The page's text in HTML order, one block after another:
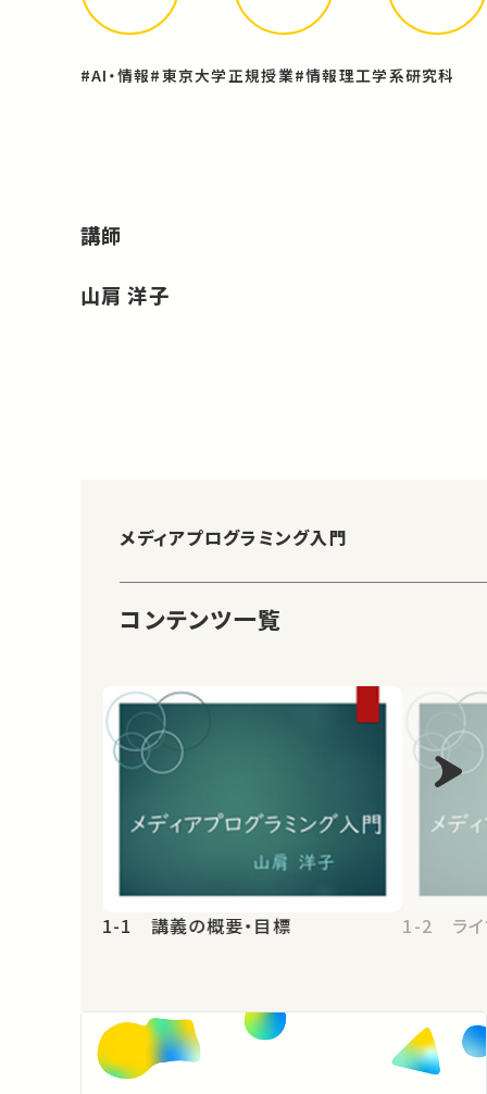
#AI・情報#東京大学正規授業#情報理工学系研究科
講師
山肩 洋子
メディアプログラミング入門
コンテンツ一覧
1-1 講義の概要・目標 1-2 ライ